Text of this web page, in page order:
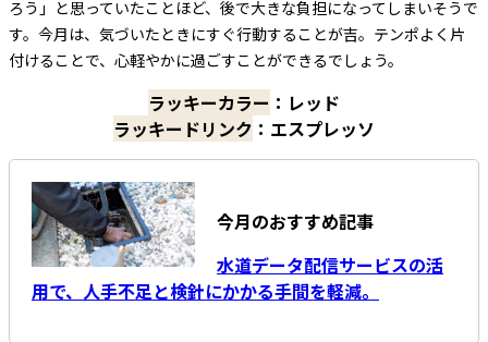
ろう」と思っていたことほど、後で大きな負担になってしまいそうで
す。今月は、気づいたときにすぐ行動することが吉。テンポよく片
付けることで、心軽やかに過ごすことができるでしょう。
ラッキーカラー ：レッド
ラッキードリンク ：エスプレッソ
今月のおすすめ記事
水道データ配信サービスの活
用で、人手不足と検針にかかる手間を軽減。